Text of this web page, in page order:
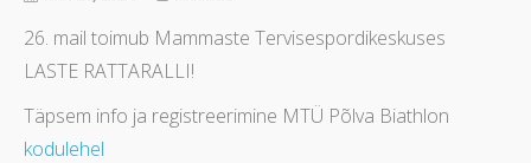
Ettevõtetele
Üritused
Hinnakiri
Asukoht ja kontakt
26. mail toimub Mammaste Tervisespordikeskuses
LASTE RATTARALLI!
Täpsem info ja registreerimine MTÜ Põlva Biathlon
kodulehel